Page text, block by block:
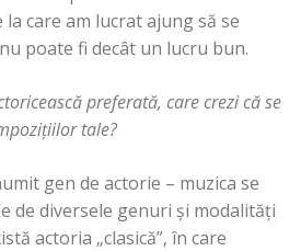
care am lucrat ajung să se
poate fi decât un lucru bun.
preferată, care crezi că se
tale?
gen de actorie – muzica se
de diversele genuri şi modalităţi
actoria „clasică”, în care